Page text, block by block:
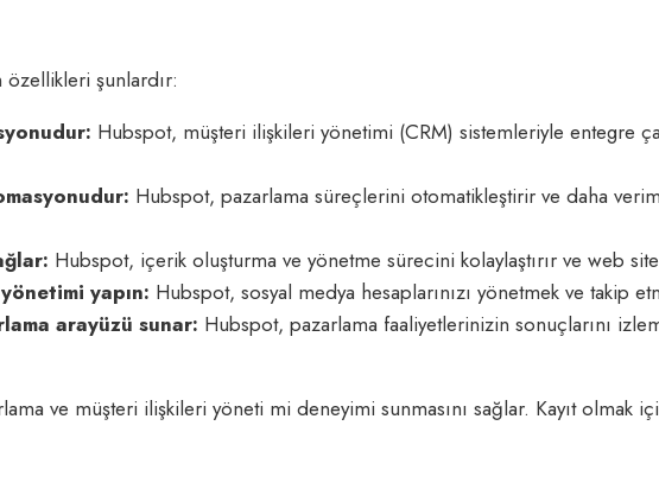
şunlardır:
Hubspot, müşteri ilişkileri yönetimi (CRM) sistemleriyle entegre
Hubspot, pazarlama süreçlerini otomatikleştirir ve daha
Hubspot, içerik oluşturma ve yönetme sürecini kolaylaştırır ve web
yapın: Hubspot, sosyal medya hesaplarınızı yönetmek ve takip
arayüzü sunar: Hubspot, pazarlama faaliyetlerinizin sonuçlarını
ve müşteri ilişkileri yöneti mi deneyimi sunmasını sağlar. Kayıt olmak